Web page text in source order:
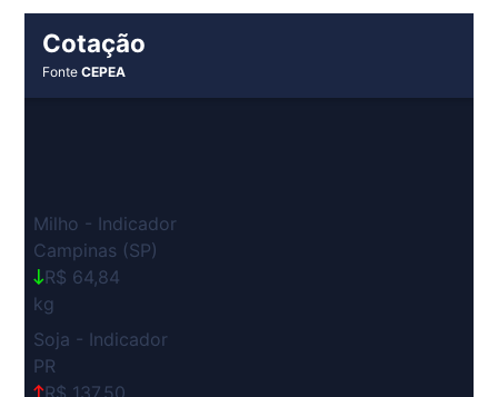
Cotação
FonteCEPEA
Milho - Indicador
Campinas (SP)
R$ 64,84
kg
Soja - Indicador
PR
R$ 137,50